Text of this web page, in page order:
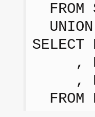
,
,
FROM